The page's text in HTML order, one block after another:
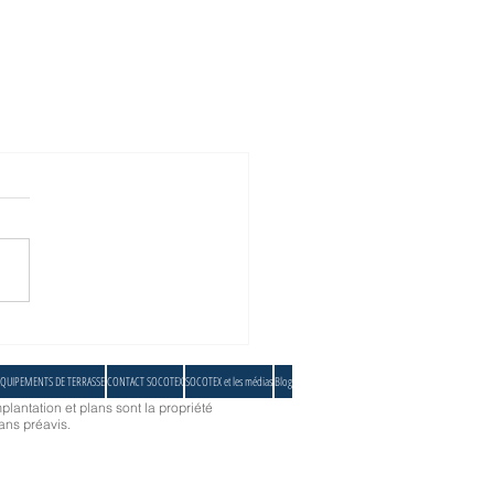
DE TERRASSECONTACT SOCOTEXSOCOTEX et les médiasBlog
et plans sont la propriété
préavis.